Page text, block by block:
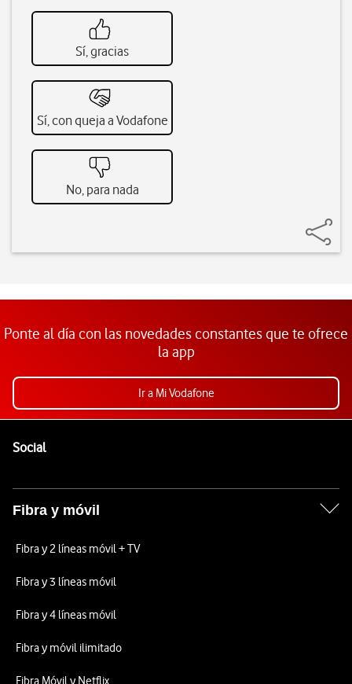
Sí, gracias
Sí, con queja a Vodafone
No, para nada
Ponte al día con las novedades constantes que te ofrece
la app
Ir a Mi Vodafone
SocialEnlaces a las redes sociales de Vodafone
Fibra y móvil
Fibra y 2 líneas móvil + TV
Fibra y 3 líneas móvil
Fibra y 4 líneas móvil
Fibra y móvil ilimitado
Fibra Móvil y Netflix